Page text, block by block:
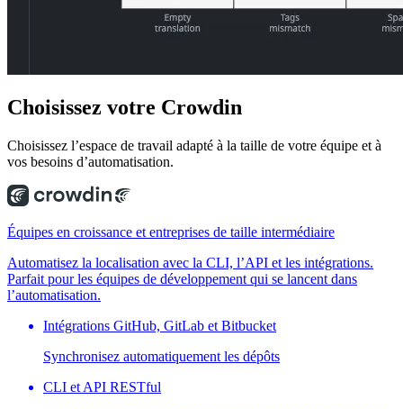
Choisissez votre Crowdin
Choisissez l’espace de travail adapté à la taille de votre équipe et à
vos besoins d’automatisation.
Équipes en croissance et entreprises de taille intermédiaire
Automatisez la localisation avec la CLI, l’API et les intégrations.
Parfait pour les équipes de développement qui se lancent dans
l’automatisation.
Intégrations GitHub, GitLab et Bitbucket
Synchronisez automatiquement les dépôts
CLI et API RESTful